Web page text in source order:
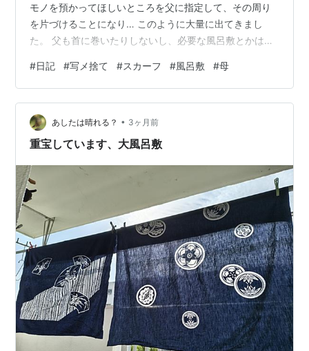
モノを預かってほしいところを父に指定して、その周り
を片づけることになり… このように大量に出てきまし
た。 父も首に巻いたりしないし、必要な風呂敷とかは父
ようになりました。これらと一緒に出てきた母のお手製
の刺し子のハンカチはもちろんお残し、取っておきま
す。 ポーチとか財布も… 劣化して革もちょっと…状態で
すし、ポーチとかも使わない… 20Lのゴミ袋半分くらい
になった、ところです。それにしてもしっかり収納して
#日記 #写メ捨て #スカーフ #風呂敷 #母
あしたは晴れる？ • 3ヶ月前
重宝しています、大風呂敷